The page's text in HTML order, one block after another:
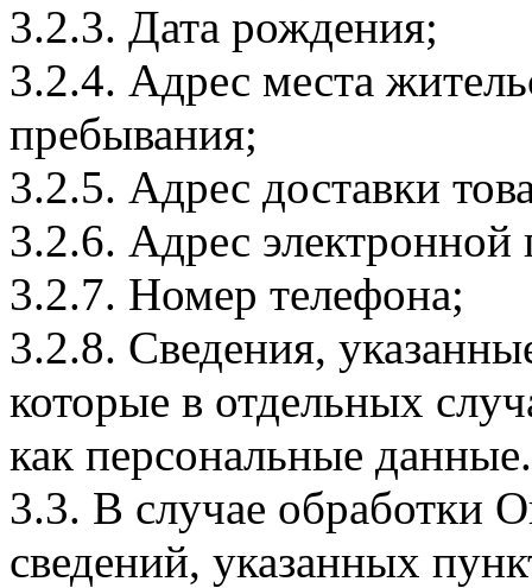
3.2.3. Дата рождения;
3.2.4. Адрес места
пребывания;
3.2.5. Адрес доставки
3.2.6. Адрес электронной
3.2.7. Номер телефона;
3.2.8. Сведения,
которые в отдельных
как персональные данные.
3.3. В случае обработки
сведений, указанных